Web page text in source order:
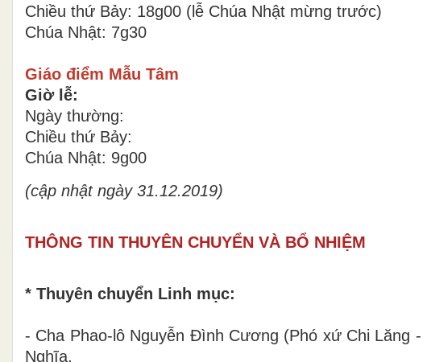
Chiều thứ Bảy: 18g00 (lễ Chúa Nhật mừng trước)
Chúa Nhật: 7g30
Giáo điểm Mẫu Tâm
Giờ lễ:
Ngày thường:
Chiều thứ Bảy:
Chúa Nhật: 9g00
(cập nhật ngày 31.12.2019)
THÔNG TIN THUYÊN CHUYỂN VÀ BỔ NHIỆM
* Thuyên chuyển Linh mục:
- Cha Phao-lô Nguyễn Đình Cương (Phó xứ Chi Lăng
Nghĩa.